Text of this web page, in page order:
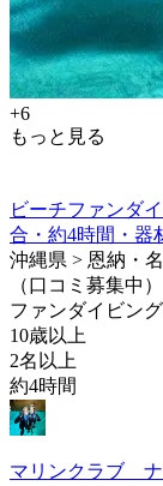
+6
もっと見る
ビーチファンダ
合・約4時間・器
沖縄県 > 恩納・
（口コミ募集中）
ファンダイビング
10歳以上
2名以上
約4時間
マリンクラブ